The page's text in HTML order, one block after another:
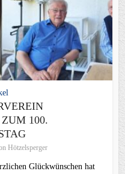
100.
Hötzelsperger
Glückwünschen hat